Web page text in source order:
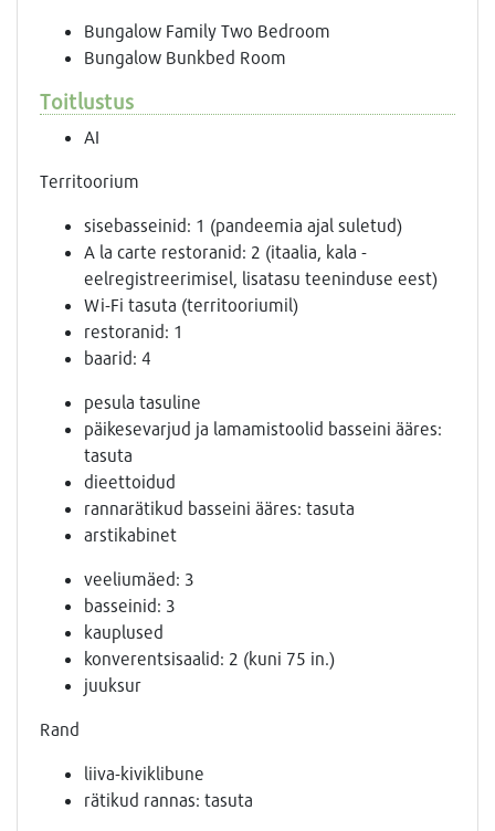
Bungalow Family Two Bedroom
Bungalow Bunkbed Room
Toitlustus
AI
Territoorium
sisebasseinid: 1 (pandeemia ajal suletud)
A la carte restoranid: 2 (itaalia, kala -
eelregistreerimisel, lisatasu teeninduse eest)
Wi-Fi tasuta (territooriumil)
restoranid: 1
baarid: 4
pesula tasuline
päikesevarjud ja lamamistoolid basseini ääres:
tasuta
dieettoidud
rannarätikud basseini ääres: tasuta
arstikabinet
veeliumäed: 3
basseinid: 3
kauplused
konverentsisaalid: 2 (kuni 75 in.)
juuksur
Rand
liiva-kiviklibune
rätikud rannas: tasuta